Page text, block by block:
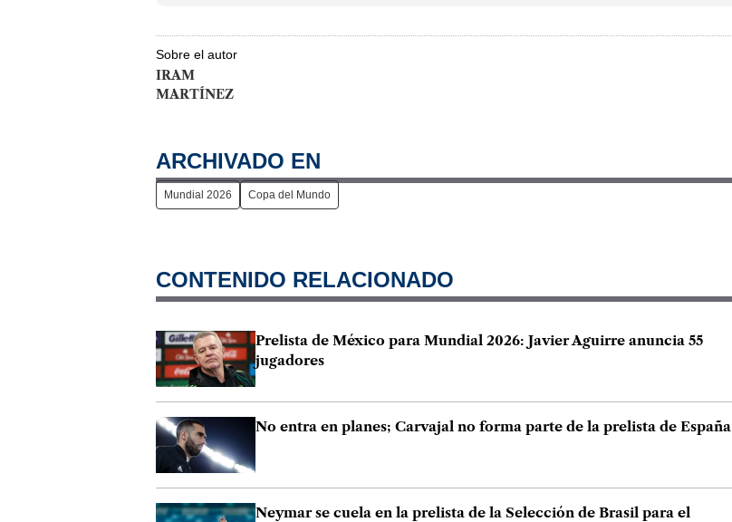
Sobre el autor
IRAM
MARTÍNEZ
ARCHIVADO EN
Mundial 2026 Copa del Mundo
CONTENIDO RELACIONADO
Prelista de México para Mundial 2026: Javier Aguirre anuncia 55
jugadores
No entra en planes; Carvajal no forma parte de la prelista de España
Neymar se cuela en la prelista de la Selección de Brasil para el